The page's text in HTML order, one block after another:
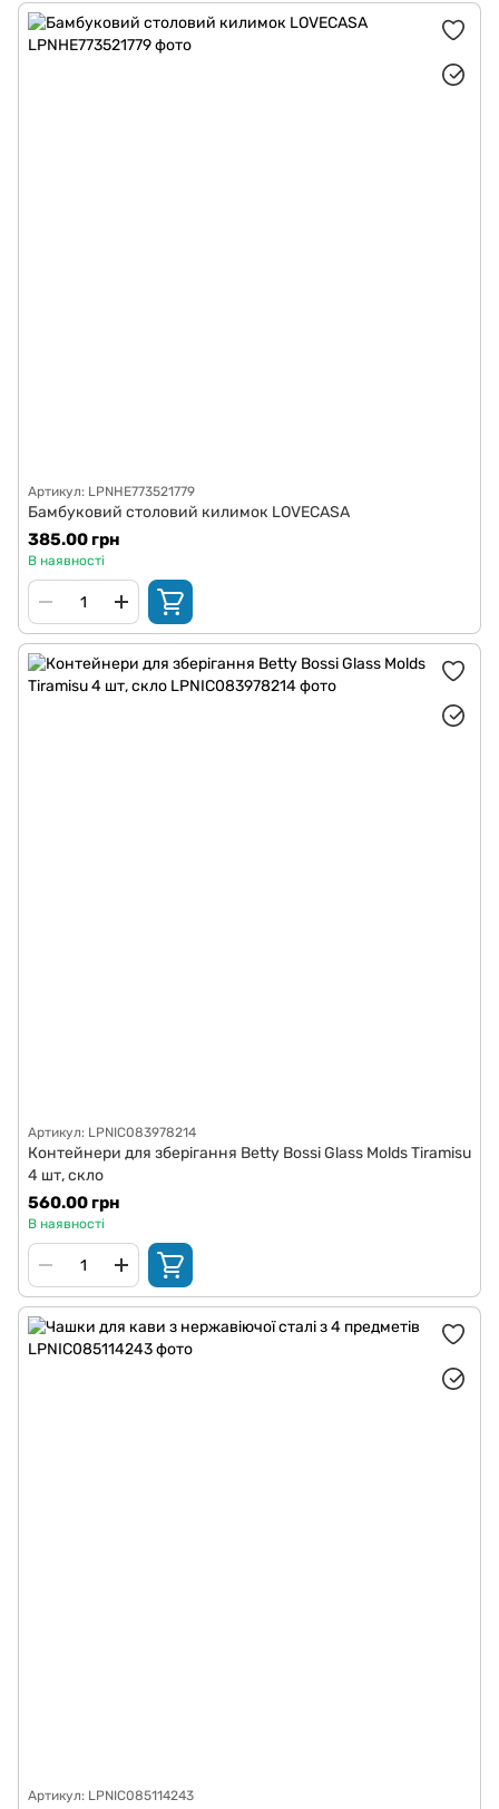
Артикул: LPNHE773521779
Бамбуковий столовий килимок LOVECASA
385.00 грн
В наявності
Артикул: LPNIC083978214
Контейнери для зберігання Betty Bossi Glass Molds Tiramisu
4 шт, скло
560.00 грн
В наявності
Артикул: LPNIC085114243